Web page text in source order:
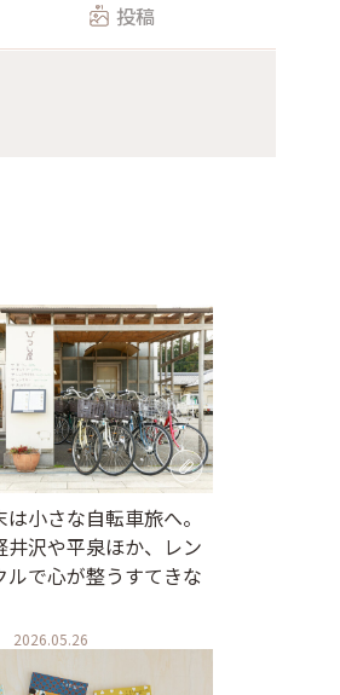
投稿
小さな自転車旅へ。
井沢や平泉ほか、レン
ルで心が整うすてきな
2026.05.26